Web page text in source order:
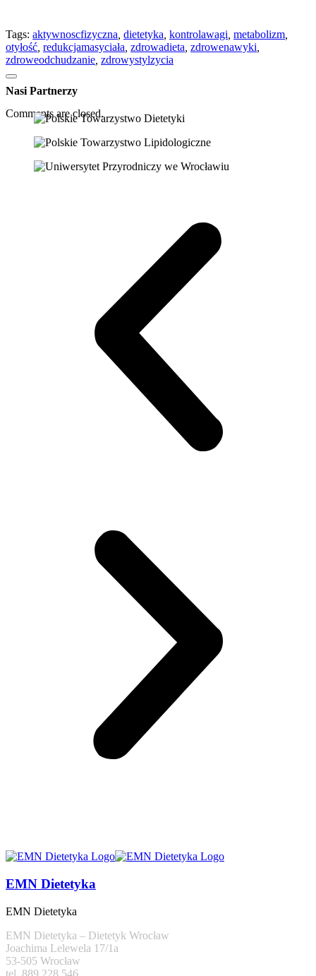
Tags: aktywnoscfizyczna dietetyka kontrolawagi metabolizm
otyłość redukcjamasyciała zdrowadieta zdrowenawyki
zdroweodchudzanie zdrowystylzycia
Comments are closed.
Nasi Partnerzy
EMN Dietetyka
EMN Dietetyka
EMN Dietetyka – Dietetyk Wrocław
Joachima Lelewela 17/1a
53-505 Wrocław
tel. 889 228 546